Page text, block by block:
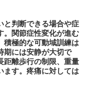
と判断できる場合や症
。関節症性変化が進む
積極的な可動域訓練は
期には安静が大切で
距離歩行の制限、重量
ます。疼痛に対しては